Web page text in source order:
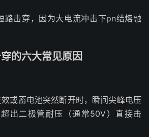
路击穿，因为大电流冲击下pn结熔融
的六大常见原因
或蓄电池突然断开时，瞬间尖峰电压
出二极管耐压（通常50V）直接击